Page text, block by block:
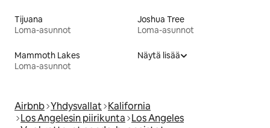
Tijuana
Loma-asunnot
Joshua Tree
Loma-asunnot
Mammoth Lakes
Loma-asunnot
Näytä lisää
Airbnb Yhdysvallat Kalifornia
Los Angelesin piirikunta Los Angeles